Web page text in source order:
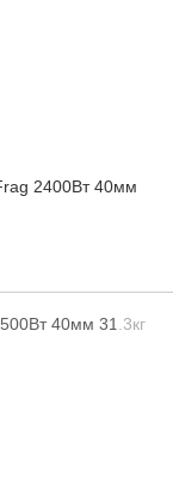
2400Вт 40мм